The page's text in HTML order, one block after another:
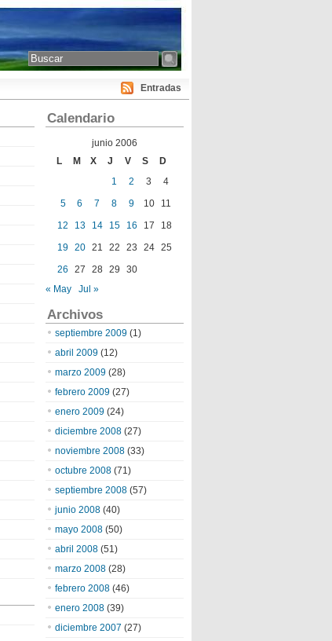
Entradas
Calendario
junio 2006
L
M X J V S
D
1
2 3
4
5
6 7 8 9 10
11
12
13 14 15 16 17
18
19 20 21 22 23 24
25
26
27 28 29
30
« May
Jul »
Archivos
septiembre 2009 (1)
abril 2009 (12)
marzo 2009 (28)
febrero 2009 (27)
enero 2009 (24)
diciembre 2008 (27)
noviembre 2008 (33)
octubre 2008 (71)
septiembre 2008 (57)
junio 2008 (40)
mayo 2008 (50)
abril 2008 (51)
marzo 2008 (28)
febrero 2008 (46)
enero 2008 (39)
diciembre 2007 (27)